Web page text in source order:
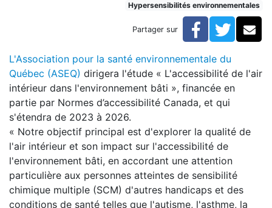
Quand la pollution freine l'accessibilité aux bâtiments
Hypersensibilités environnementales
Partager sur Facebook
L'Association pour la santé environnementale du
Québec (ASEQ) dirigera l'étude « L'accessibilité de l'air
intérieur dans l'environnement bâti », financée en
partie par Normes d’accessibilité Canada, et qui
s'étendra de 2023 à 2026.
« Notre objectif principal est d'explorer la qualité de
l'air intérieur et son impact sur l'accessibilité de
l'environnement bâti, en accordant une attention
particulière aux personnes atteintes de sensibilité
chimique multiple (SCM) d'autres handicaps et des
conditions de santé telles que l'autisme, l'asthme, la